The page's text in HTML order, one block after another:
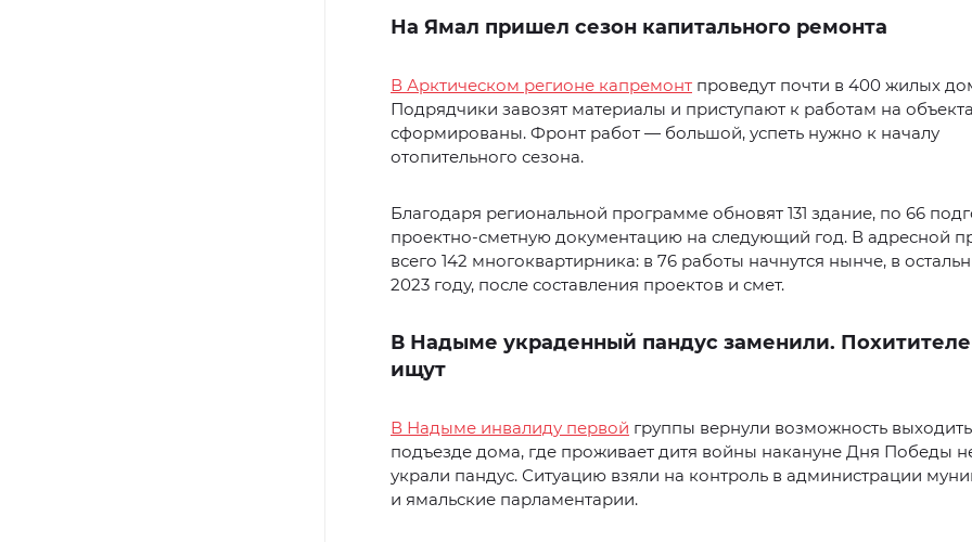
На Ямал пришел сезон капитального ремонта
В Арктическом регионе капремонт проведут почти в 400 жилых
Подрядчики завозят материалы и приступают к работам на
сформированы. Фронт работ — большой, успеть нужно к началу
отопительного сезона.
Благодаря региональной программе обновят 131 здание, по 66
проектно-сметную документацию на следующий год. В адресной
всего 142 многоквартирника: в 76 работы начнутся нынче, в
2023 году, после составления проектов и смет.
В Надыме украденный пандус заменили.
ищут
В Надыме инвалиду первой группы вернули возможность
подъезде дома, где проживает дитя войны накануне Дня Победы
украли пандус. Ситуацию взяли на контроль в администрации
и ямальские парламентарии.